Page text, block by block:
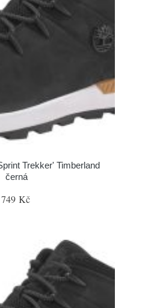
Trekker' Timberland
černá
Kč